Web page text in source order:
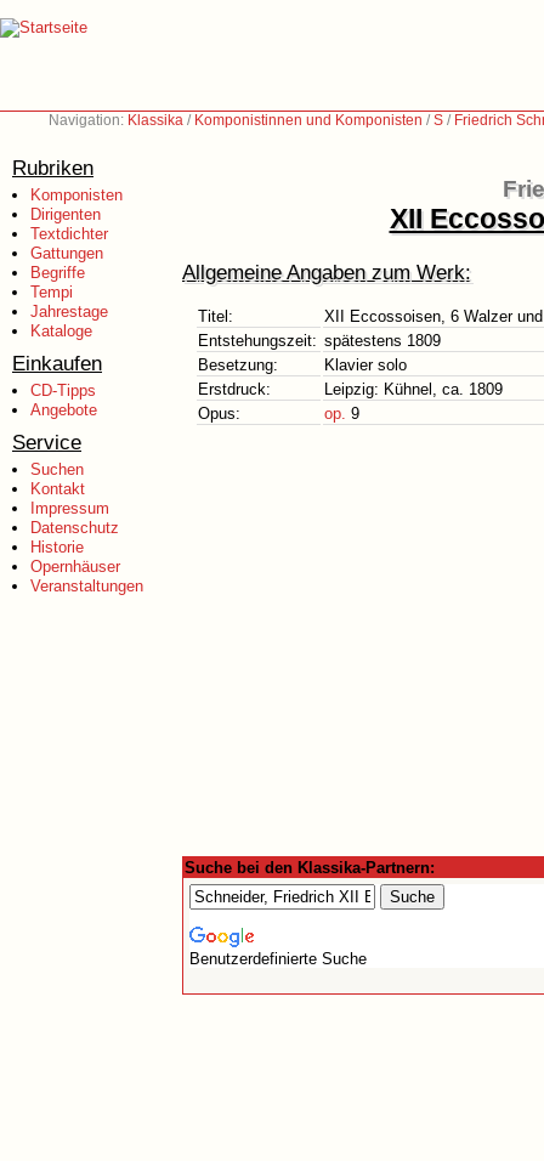
Navigation: Klassika / Komponistinnen und Komponisten /S / Friedrich
Rubriken
Komponisten
Dirigenten
Textdichter
Gattungen
Begriffe
Tempi
Jahrestage
Kataloge
Einkaufen
CD-Tipps
Angebote
Service
Suchen
Kontakt
Impressum
Datenschutz
Historie
Opernhäuser
Veranstaltungen
XII
Allgemeine Angaben zum Werk:
Titel:
XII Eccossoisen, 6 Walzer
Entstehungszeit: spätestens 1809
Besetzung:
Klavier solo
Erstdruck:
Leipzig: Kühnel, ca. 1809
Opus:
op. 9
Suche bei den Klassika-Partnern:
Benutzerdefinierte Suche